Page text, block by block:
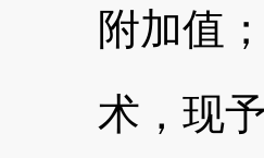
附加值
术，现